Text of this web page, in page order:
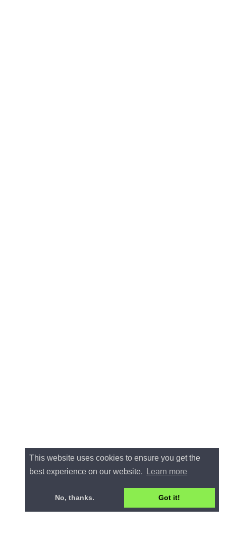
This website uses cookies to ensure you get the
best experience on our website.
Learn more
No, thanks. Got it!